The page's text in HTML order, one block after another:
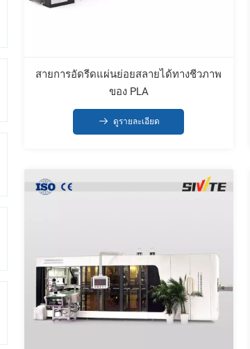
สายการอัดรีดแผ่นย่อยสลายได้ทางชีวภาพ
ของ PLA
ดูรายละเอียด